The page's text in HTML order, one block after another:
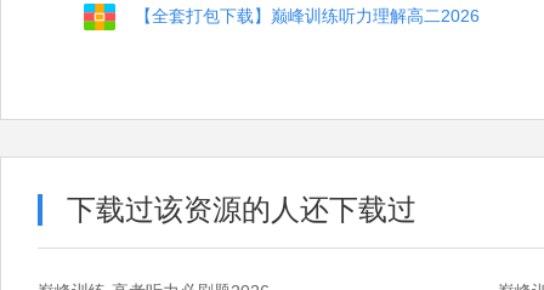
【全套打包下载】巅峰训练听力理解高二2026
下载过该资源的人还下载过